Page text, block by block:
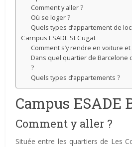
Comment y aller ?
Où se loger ?
Quels types d’appartement de
Campus ESADE St Cugat
Comment s’y rendre en voiture
Dans quel quartier de Barcelone
?
Quels types d’appartements ?
Campus ESADE
Comment y aller ?
Située entre les quartiers de Les